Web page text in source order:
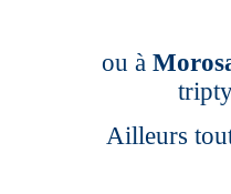
ou à
Ailleurs